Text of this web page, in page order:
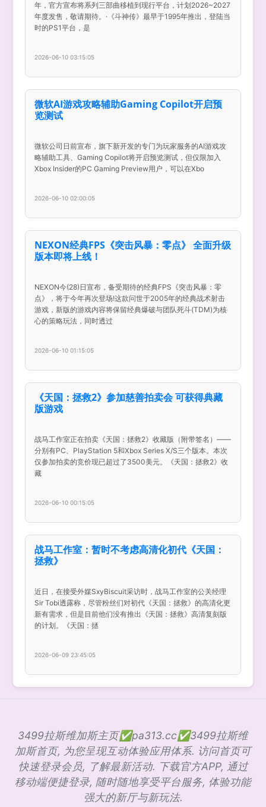
年，官方宣布将系列三部曲移植到现行平台，计划2026~2027
年度发售，敬请期待。·《斗神传》最早于1995年推出，登陆当
时的PS1平台，是
2026-06-10 03:15:05
微软AI游戏攻略辅助Gaming Copilot开启预
览测试
微软公司日前宣布，旗下新开发的专门为玩家服务的AI游戏攻
略辅助工具、Gaming Copilot将开启预览测试，但仅限加入
Xbox Insider的PC Gaming Preview用户，可以在Xbo
2026-06-10 02:00:05
NEXON经典FPS《突击风暴：零点》 全面升级
版本即将上线！
NEXON今(28)日宣布，备受期待的经典FPS《突击风暴：零
点》，将于今年再次登场!这款问世于2005年的经典战术射击
游戏，新版的游戏内容将保留经典爆破与团队死斗(TDM)为核
心的策略玩法，同时透过
2026-06-10 01:15:05
《天国：拯救2》参加慈善拍卖会 可获得典藏
版游戏
战马工作室正在拍卖《天国：拯救2》收藏版（附带签名）——
分别有PC、PlayStation 5和Xbox Series X/S三个版本。本次
仅参加拍卖的竞价现已超过了3500美元。《天国：拯救2》收
藏
2026-06-10 00:15:05
战马工作室：暂时不考虑高清化初代《天国：
拯救》
近日，在接受外媒SxyBiscuit采访时，战马工作室的公关经理
Sir Tobi透露称，尽管粉丝们对初代《天国：拯救》的高清化更
新有需求，但是目前他们没有推出《天国：拯救》高清复刻版
的计划。《天国：拯
2026-06-09 23:45:05
3499拉斯维加斯主页✅pa313.cc✅3499拉斯维
加斯首页, 为您呈现互动体验应用体系. 访问首页可
快速登录会员, 了解最新活动. 下载官方APP, 通过
移动端便捷登录, 随时随地享受平台服务, 体验功能
强大的新厅与新玩法.